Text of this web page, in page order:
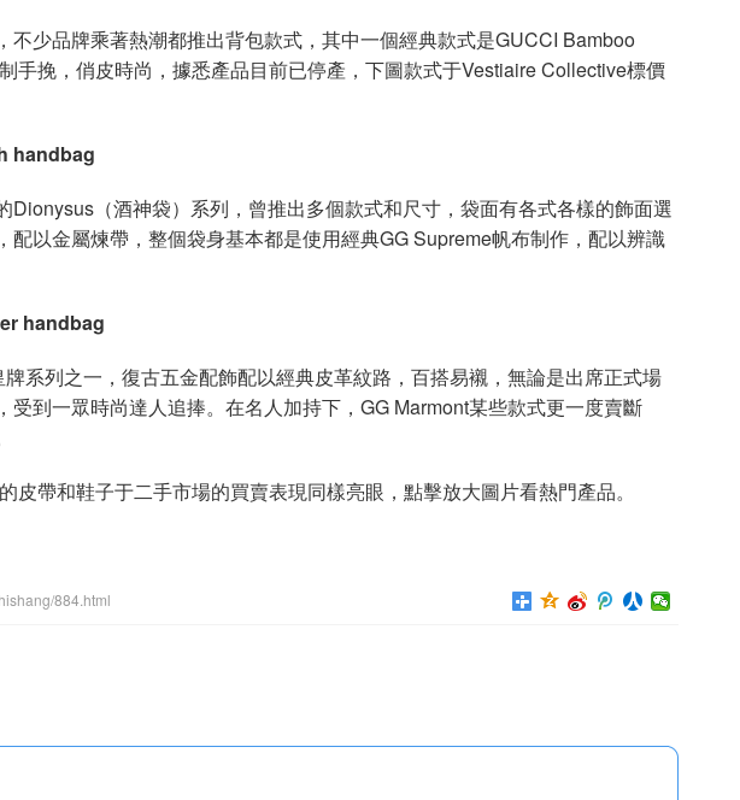
少品牌乘著熱潮都推出背包款式，其中一個經典款式是GUCCI Bamboo
手挽，俏皮時尚，據悉產品目前已停產，下圖款式于Vestiaire Collective標價
handbag
（酒神袋）系列，曾推出多個款式和尺寸，袋面有各式各樣的飾面選
配以金屬煉帶，整個袋身基本都是使用經典GG Supreme帆布制作，配以辨識
handbag
列之一，復古五金配飾配以經典皮革紋路，百搭易襯，無論是出席正式場
受到一眾時尚達人追捧。在名人加持下，GG Marmont某些款式更一度賣斷
帶和鞋子于二手市場的買賣表現同樣亮眼，點擊放大圖片看熱門產品。
884.html